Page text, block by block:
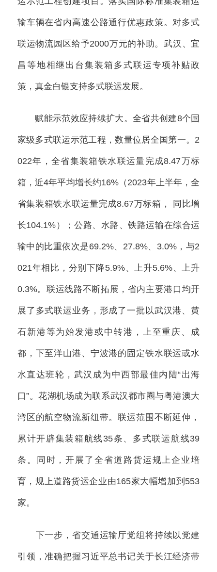
输车辆在省内高速公路通行优惠政策。对多式
联运物流园区给予2000万元的补助。武汉、宜
昌等地相继出台集装箱多式联运专项补贴政
策，真金白银支持多式联运发展。
赋能示范效应持续扩大。全省共创建8个国
家级多式联运示范工程，数量位居全国第一。2
022年，全省集装箱铁水联运量完成8.47万标
箱，近4年平均增长约16%（2023年上半年，全
省集装箱铁水联运量完成8.67万标箱， 同比增
长104.1%）；公路、水路、铁路运输在综合运
输中的比重依次是69.2%、27.8%、3.0%，与2
021年相比，分别下降5.9%、上升5.6%、上升
0.3%。联运线路不断拓展，省内主要港口均开
展了多式联运业务，形成了一批以武汉港、黄
石新港等为始发港或中转港，上至重庆、成
都，下至洋山港、宁波港的固定铁水联运或水
水直达班轮，武汉成为中西部最佳内陆“出海
口”。花湖机场成为联系武汉都市圈与粤港澳大
湾区的航空物流新纽带。联运范围不断延伸，
累计开辟集装箱航线35条、多式联运航线39
条。同时，开展了全省道路货运规上企业培
育，规上道路货运企业由165家大幅增加到553
家。
下一步，省交通运输厅党组将持续以党建
引领，准确把握习近平总书记关于长江经济带